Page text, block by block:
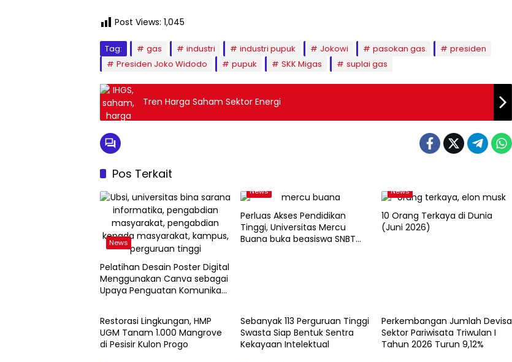
Post Views: 1,045
Tag: gas industri industri pupuk Jokowi pasokan gas
presiden
Presiden Joko Widodo
pupuk SKK Migas suplai gas
Tren Harga Saham Sektor Energi
Pos Terkait
News
Pelatihan Desain Poster Digital
Menggunakan Canva sebagai
Upaya Penguatan Komunikasi
News
Perluas Akses Pendidikan
Tinggi, Universitas Mercu
Buana buka beasiswa SNBT
News
10 Orang Terkaya di Dunia
(Juni 2026)
News
Restorasi Lingkungan, HMP
UGM Tanam 1.000 Mangrove
di Pesisir Kulon Progo
Sebanyak 113 Perguruan Tinggi
Swasta Siap Bentuk Sentra
Kekayaan Intelektual
Perkembangan Jumlah Devisa
Sektor Pariwisata Triwulan I
Tahun 2026 Turun 9,12%